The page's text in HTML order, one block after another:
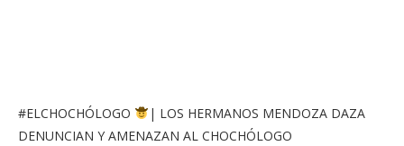
#ELCHOCHÓLOGO
| LOS HERMANOS MENDOZA DAZA
DENUNCIAN Y AMENAZAN AL CHOCHÓLOGO